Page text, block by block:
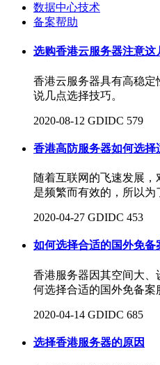
数据中心技术
备案帮助
选购香港云服务器注意这
香港云服务器具有高稳
说几点选择技巧。
2020-08-12 GDIDC 579
香港高防服务器如何选择
随着互联网的飞速发展
是频繁而有效的，所以为
2020-04-27 GDIDC 453
如何选择合适的国外免备
香港服务器因其空间大
何选择合适的国外免备案
2020-04-14 GDIDC 685
选择香港服务器的原因